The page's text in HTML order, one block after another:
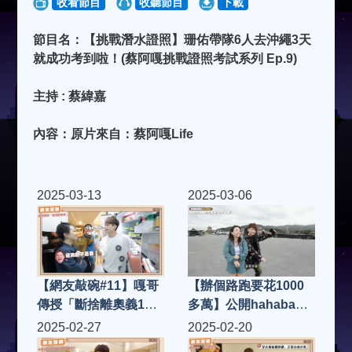
節目名：【挑戰潛水證照】珊佑帶隊6人去沖繩3天
就成功考到啦！(蔡阿嘎挑戰證照考試系列 Ep.9)
主持 : 蔡緯嘉
內容：原片來自：蔡阿嘎Life
2025-03-13
【網友敲碗#11】嘎哥
傳授「斷捨離奧義10
招」，用洪+0家來做
示範！
2025-03-06
【辦個路跑要花1000
多萬】公開hahababy
萬人路跑的錢都花在哪
裡？熱血全紀錄！
2025-02-27 2025-02-20